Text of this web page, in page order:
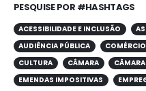
PESQUISE POR #HASHTAGS
ACESSIBILIDADE E INCLUSÃO
AUDIÊNCIA PÚBLICA
CULTURA
CÂMARA
EMENDAS IMPOSITIVAS